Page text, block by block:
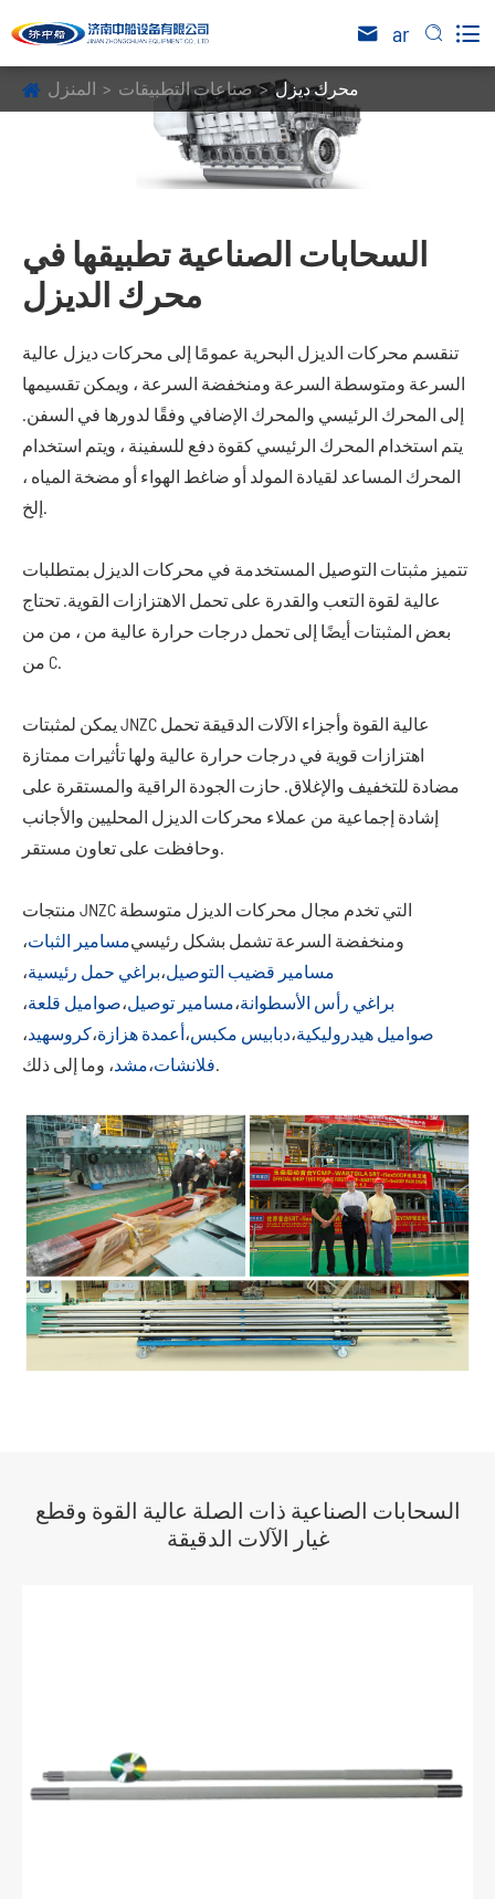
 ar  
المنزل صناعات التطبيقات محرك ديزل
السحابات الصناعية تطبيقها في
محرك الديزل
تنقسم محركات الديزل البحرية عمومًا إلى محركات ديزل عالية
السرعة ومتوسطة السرعة ومنخفضة السرعة ، ويمكن تقسيمها
إلى المحرك الرئيسي والمحرك الإضافي وفقًا لدورها في السفن.
يتم استخدام المحرك الرئيسي كقوة دفع للسفينة ، ويتم استخدام
المحرك المساعد لقيادة المولد أو ضاغط الهواء أو مضخة المياه ،
إلخ.
تتميز مثبتات التوصيل المستخدمة في محركات الديزل بمتطلبات
عالية لقوة التعب والقدرة على تحمل الاهتزازات القوية. تحتاج
بعض المثبتات أيضًا إلى تحمل درجات حرارة عالية من ، من من
من C.
يمكن لمثبتات JNZC عالية القوة وأجزاء الآلات الدقيقة تحمل
اهتزازات قوية في درجات حرارة عالية ولها تأثيرات ممتازة
مضادة للتخفيف والإغلاق. حازت الجودة الراقية والمستقرة على
إشادة إجماعية من عملاء محركات الديزل المحليين والأجانب
وحافظت على تعاون مستقر.
منتجات JNZC التي تخدم مجال محركات الديزل متوسطة
ومنخفضة السرعة تشمل بشكل رئيسيمسامير الثبات،
مسامير قضيب التوصيل،براغي حمل رئيسية،
براغي رأس الأسطوانة،مسامير توصيل،صواميل قلعة،
صواميل هيدروليكية،دبابيس مكبس،أعمدة هزازة،كروسهيد،
فلانشات،مشد ، وما إلى ذلك.
السحابات الصناعية ذات الصلة عالية القوة وقطع
غيار الآلات الدقيقة